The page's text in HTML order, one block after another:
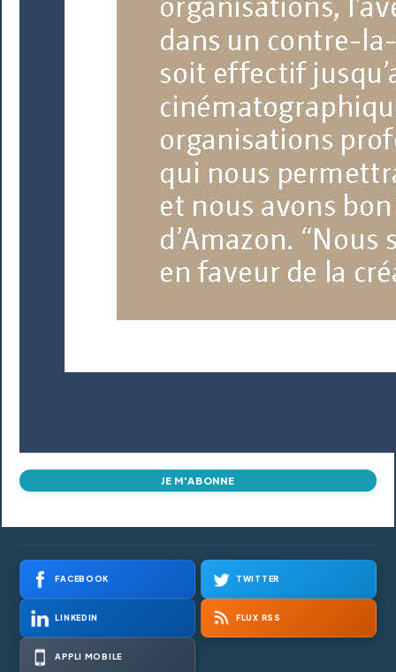
JE M'ABONNE
FACEBOOK TWITTER
LINKEDIN FLUX RSS
APPLI MOBILE